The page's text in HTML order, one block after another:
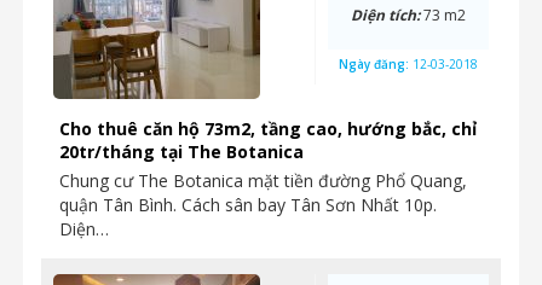
Cho thuê căn hộ 73m2, tầng cao, hướng bắc, chỉ
20tr/tháng tại The Botanica
Chung cư The Botanica mặt tiền đường Phổ Quang,
quận Tân Bình. Cách sân bay Tân Sơn Nhất 10p.
Diện…
Diện tích:73 m2
Ngày đăng: 12-03-2018